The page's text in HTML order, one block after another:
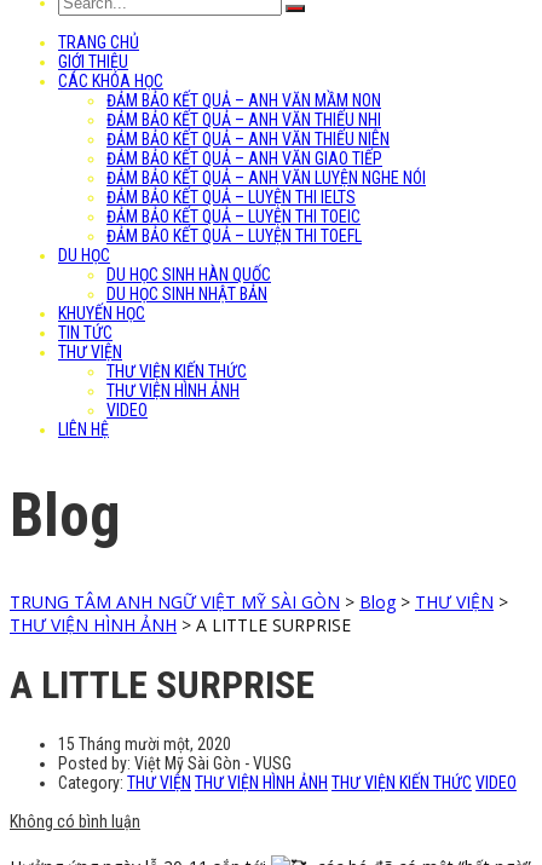
TRANG CHỦ
GIỚI THIỆU
CÁC KHÓA HỌC
ĐẢM BẢO KẾT QUẢ – ANH VĂN MẦM NON
ĐẢM BẢO KẾT QUẢ – ANH VĂN THIẾU NHI
ĐẢM BẢO KẾT QUẢ – ANH VĂN THIẾU NIÊN
ĐẢM BẢO KẾT QUẢ – ANH VĂN GIAO TIẾP
ĐẢM BẢO KẾT QUẢ – ANH VĂN LUYỆN NGHE NÓI
ĐẢM BẢO KẾT QUẢ – LUYỆN THI IELTS
ĐẢM BẢO KẾT QUẢ – LUYỆN THI TOEIC
ĐẢM BẢO KẾT QUẢ – LUYỆN THI TOEFL
DU HỌC
DU HỌC SINH HÀN QUỐC
DU HỌC SINH NHẬT BẢN
KHUYẾN HỌC
TIN TỨC
THƯ VIỆN
THƯ VIỆN KIẾN THỨC
THƯ VIỆN HÌNH ẢNH
VIDEO
LIÊN HỆ
Blog
TRUNG TÂM ANH NGỮ VIỆT MỸ SÀI GÒN > Blog> THƯ VIỆN >
THƯ VIỆN HÌNH ẢNH > A LITTLE SURPRISE
A LITTLE SURPRISE
15 Tháng mười một, 2020
Posted by: Việt Mỹ Sài Gòn - VUSG
Category: THƯ VIỆN THƯ VIỆN HÌNH ẢNH THƯ VIỆN KIẾN THỨC VIDEO
Không có bình luận